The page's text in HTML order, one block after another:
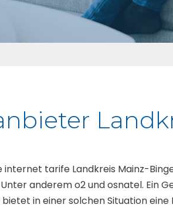
internet tarife Landkreis Mainz-
anderem o2 und osnatel. Ein
in einer solchen Situation